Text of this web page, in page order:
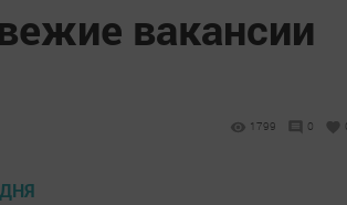
вакансии
1799 0